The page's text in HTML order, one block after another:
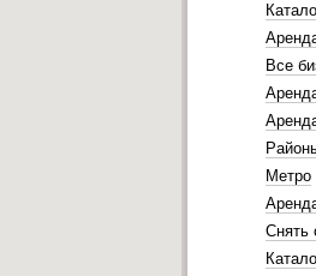
Все
Метро
Снять